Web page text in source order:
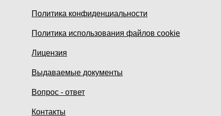
Политика конфиденциальности
Политика использования файлов cookie
Лицензия
Выдаваемые документы
Вопрос - ответ
Контакты